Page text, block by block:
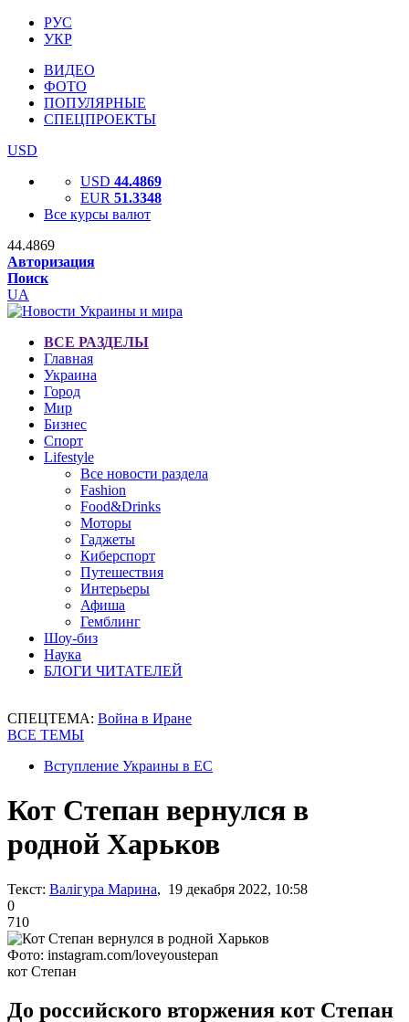
РУС
УКР
ВИДЕО
ФОТО
ПОПУЛЯРНЫЕ
СПЕЦПРОЕКТЫ
USD
USD 44.4869
EUR 51.3348
Все курсы валют
44.4869
Авторизация
Поиск
UA
ВСЕ РАЗДЕЛЫ
Главная
Украина
Город
Мир
Бизнес
Спорт
Lifestyle
Все новости раздела
Fashion
Food&Drinks
Моторы
Гаджеты
Киберспорт
Путешествия
Интерьеры
Афиша
Гемблинг
Шоу-биз
Наука
БЛОГИ ЧИТАТЕЛЕЙ
СПЕЦТЕМА: Война в Иране
ВСЕ ТЕМЫ
Вступление Украины в ЕС
Кот Степан вернулся в
родной Харьков
Текст: Валігура Марина, 19 декабря 2022, 10:58
0
710
Фото: instagram.com/loveyoustepan
кот Степан
До российского вторжения кот Степан